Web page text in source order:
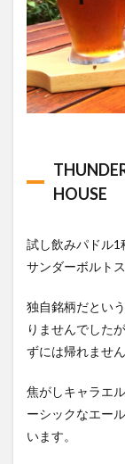
HOUSE
試し飲みパドル1
サンダーボルト
独自銘柄だとい
りませんでした
ずには帰れません
焦がしキャラエ
ーシックなエー
います。